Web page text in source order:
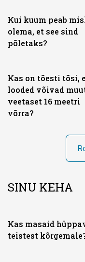
Kui kuum peab
olema, et see sind
põletaks?
Kas on tõesti tõsi,
looded võivad
veetaset 16 meetri
võrra?
SINU KEHA
Kas masaid
teistest